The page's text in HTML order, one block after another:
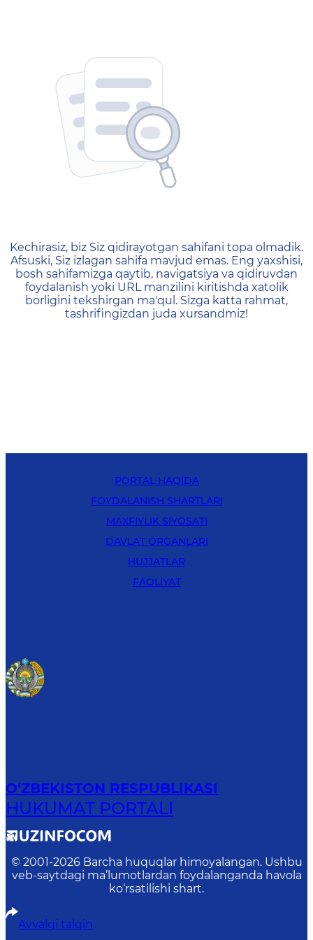
404 — Страница не
Kechirasiz, biz Siz qidirayotgan sahifani topa olmadik.
Afsuski, Siz izlagan sahifa mavjud emas. Eng yaxshisi,
bosh sahifamizga qaytib, navigatsiya va qidiruvdan
foydalanish yoki URL manzilini kiritishda xatolik
borligini tekshirgan ma'qul. Sizga katta rahmat,
tashrifingizdan juda xursandmiz!
PORTAL HAQIDA
FOYDALANISH SHARTLARI
MAXFIYLIK SIYOSATI
DAVLAT ORGANLARI
HUJJATLAR
FAOLIYAT
O‘ZBEKISTON RESPUBLIKASI
HUKUMAT PORTALI
© 2001-2026 Barcha huquqlar himoyalangan. Ushbu
veb-saytdagi ma’lumotlardan foydalanganda havola
ko‘rsatilishi shart.
Avvalgi talqin